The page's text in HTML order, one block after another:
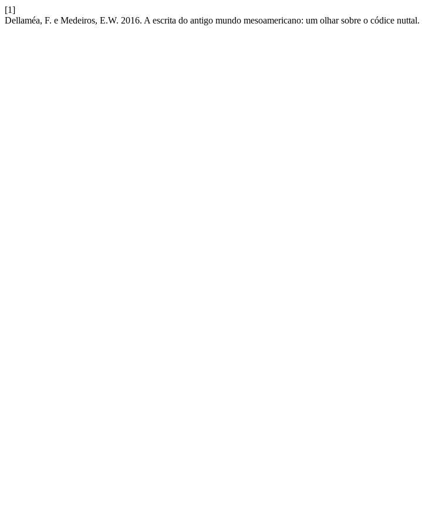
[1]
Dellaméa, F. e Medeiros, E.W. 2016. A escrita do antigo mundo mesoamericano: um olhar sobre o códice nuttal.